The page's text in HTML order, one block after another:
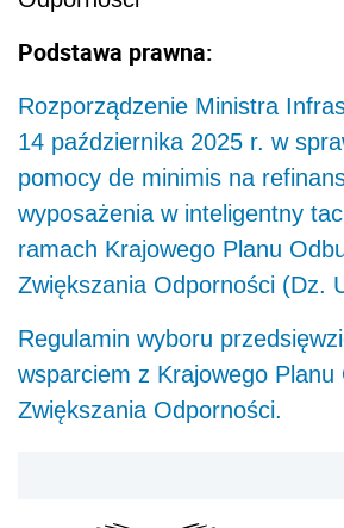
Podstawa prawna:
Rozporządzenie Ministra
14 października 2025 r. w
pomocy de minimis na
wyposażenia w inteligentny
ramach Krajowego Planu
Zwiększania Odporności (Dz.
Regulamin wyboru
wsparciem z Krajowego Planu
Zwiększania Odporności.